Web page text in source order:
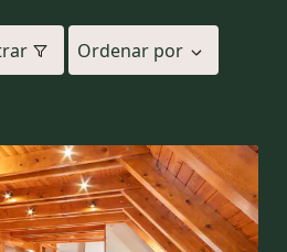
Ordenar por